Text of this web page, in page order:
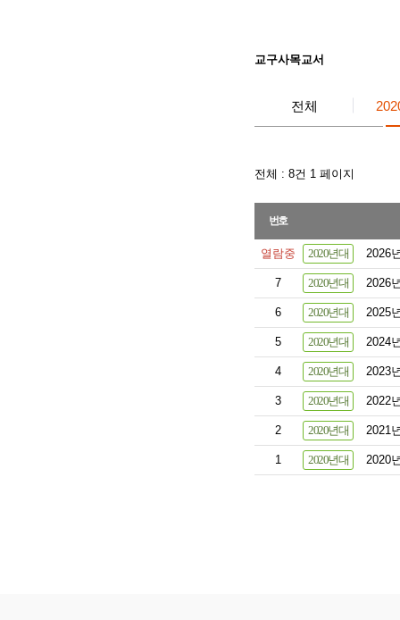
교구사목교서
전체
전체 : 8건 1 페이지
번호
열람중 2020년대 2026
7 2020년대 2026
6 2020년대 2025
5 2020년대 2024
4 2020년대 2023
3 2020년대 2022
2 2020년대 2021
1 2020년대 2020